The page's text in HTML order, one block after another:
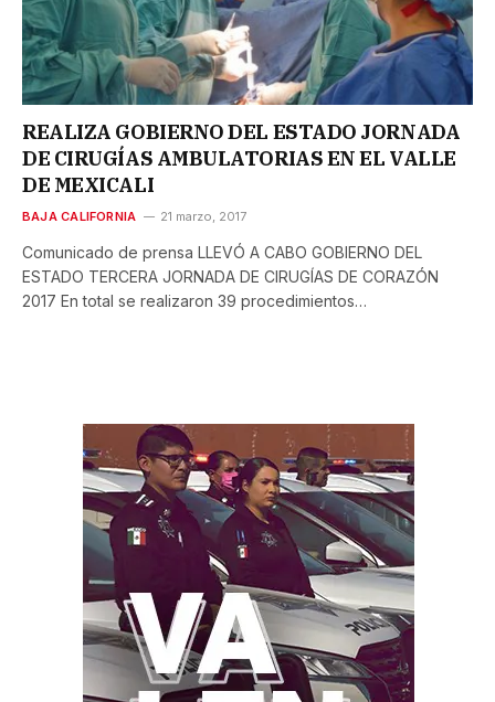
REALIZA GOBIERNO DEL ESTADO JORNADA
DE CIRUGÍAS AMBULATORIAS EN EL VALLE
DE MEXICALI
BAJA CALIFORNIA 21 marzo, 2017
Comunicado de prensa LLEVÓ A CABO GOBIERNO DEL
ESTADO TERCERA JORNADA DE CIRUGÍAS DE CORAZÓN
2017 En total se realizaron 39 procedimientos…